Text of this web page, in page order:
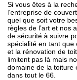
Si vous êtes à la
l’entreprise de
quel que soit votre
règles de l’art et nos
de sécurité à suivre
spécialité en tant
et la rénovation de
limitent pas là mais
domaine de la toiture
dans tout le 66.